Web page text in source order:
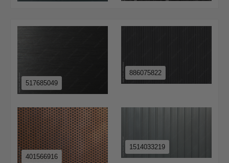
517685049
886075822
401566916
1514033219